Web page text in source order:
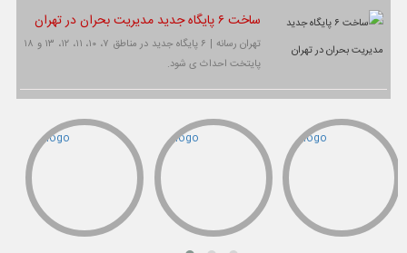
ساخت ۶ پایگاه جدید مدیریت بحران در تهران
تهران رسانه | ۶ پایگاه جدید در مناطق ۷، ۱۰، ۱۱، ۱۲، ۱۳ و ۱۸
پایتخت احداث ی شود.